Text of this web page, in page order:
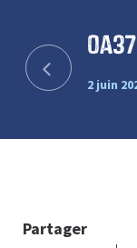
2 juin
Partager